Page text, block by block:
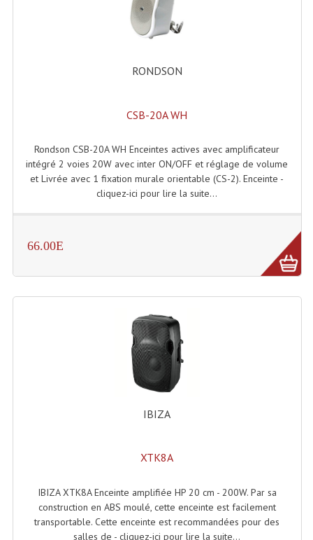
Enceinte Nomade Bluetooth
Enceintes Autonomes Portables Amplifiées
Filtres Actifs, Correcteurs
Haut-Parleurs Moteurs Tweeters Filtres
Haut-Parleurs Amplis Guitare
Tweeters Pour Enceintes
Lecteurs Audio & Sources
Platines Disque Vinyles
Lecteurs Cd À Plats
Lecteurs Double Cd MP3
Lecteurs Lasers Simple Et Mp3 (rack 19")
RONDSON
CSB-20A WH
Rondson CSB-20A WH Enceintes actives avec amplificateur
intégré 2 voies 20W avec inter ON/OFF et réglage de volume
et Livrée avec 1 fixation murale orientable (CS-2). Enceinte -
cliquez-ici pour lire la suite...
66.00E
IBIZA
XTK8A
IBIZA XTK8A Enceinte amplifiée HP 20 cm - 200W. Par sa
construction en ABS moulé, cette enceinte est facilement
transportable. Cette enceinte est recommandées pour des
salles de - cliquez-ici pour lire la suite...